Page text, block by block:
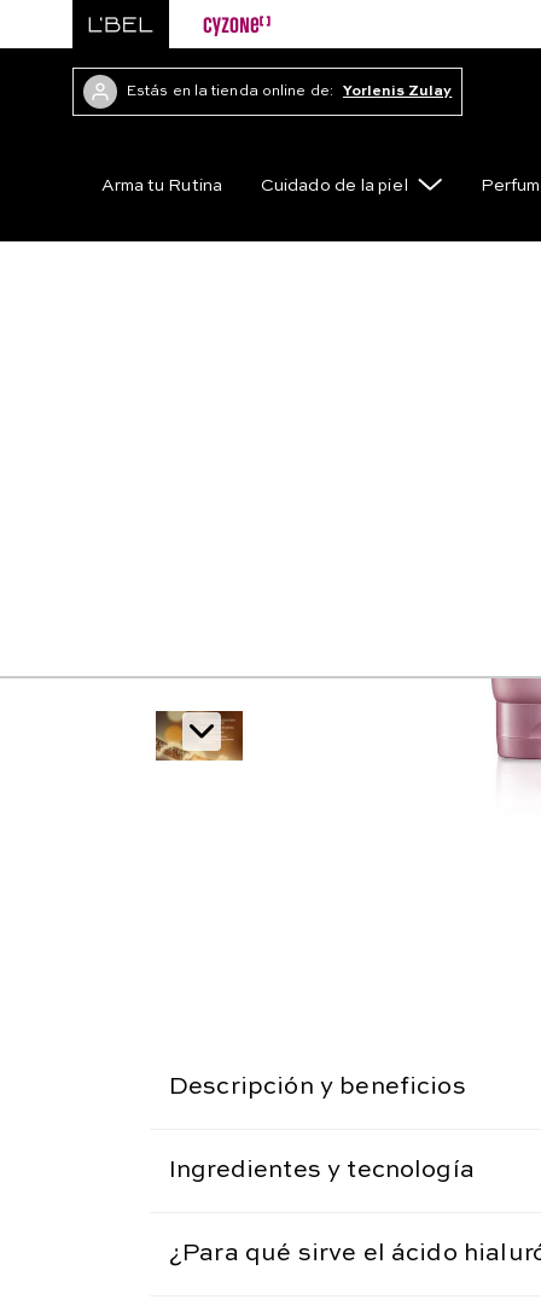
Estás en la tienda online de: Yorlenis Zulay
Arma tu Rutina Cuidado de la piel
Descripción y beneficios
Ingredientes y tecnología
¿Para qué sirve el ácido